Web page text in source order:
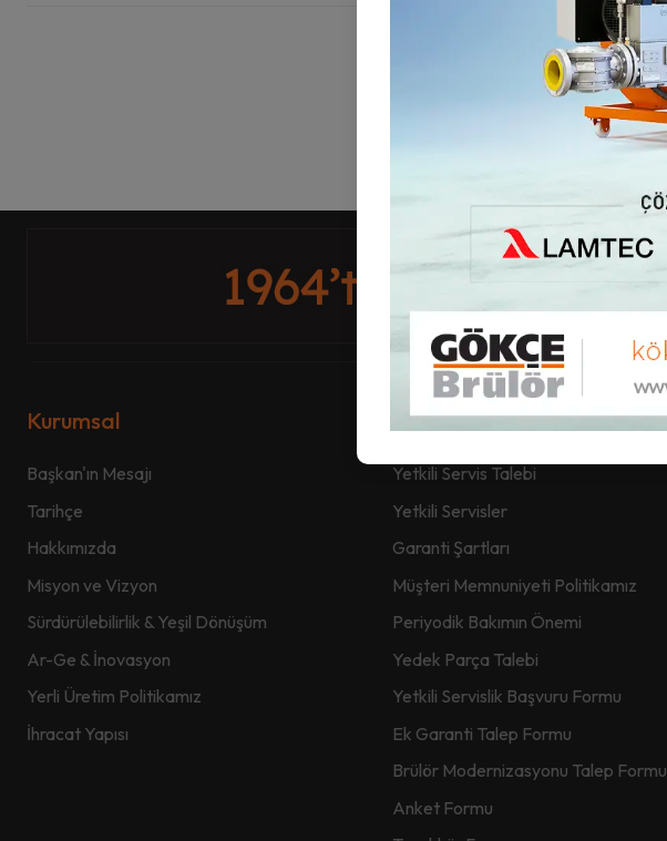
Kurumsal
Başkan'ın Mesajı
Tarihçe
Hakkımızda
Misyon ve Vizyon
Sürdürülebilirlik & Yeşil Dönüşüm
Ar-Ge & İnovasyon
Yerli Üretim Politikamız
İhracat Yapısı
Satış Sonrası Servis
Yetkili Servis Talebi
Yetkili Servisler
Garanti Şartları
Müşteri Memnuniyeti Politikamız
Periyodik Bakımın Önemi
Yedek Parça Talebi
Yetkili Servislik Başvuru Formu
Ek Garanti Talep Formu
Brülör Modernizasyonu Talep Formu
Anket Formu